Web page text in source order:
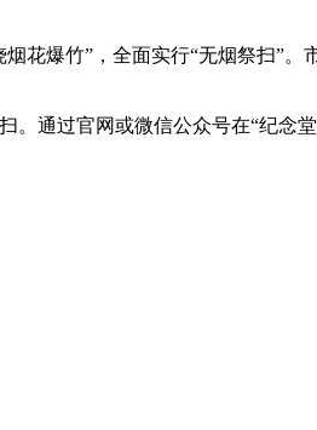
花爆竹”，全面实行“无烟祭扫”。
通过官网或微信公众号在“纪念